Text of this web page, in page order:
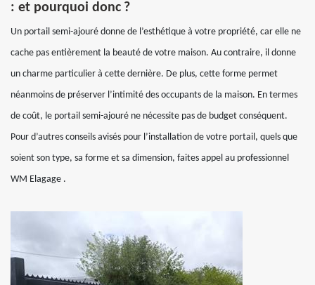
: et pourquoi donc ?
Un portail semi-ajouré donne de l’esthétique à votre propriété, car elle ne
cache pas entièrement la beauté de votre maison. Au contraire, il donne
un charme particulier à cette dernière. De plus, cette forme permet
néanmoins de préserver l’intimité des occupants de la maison. En termes
de coût, le portail semi-ajouré ne nécessite pas de budget conséquent.
Pour d’autres conseils avisés pour l’installation de votre portail, quels que
soient son type, sa forme et sa dimension, faites appel au professionnel
WM Elagage .